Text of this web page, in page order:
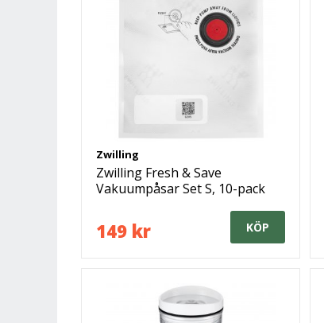
Zwilling
Zwilling Fresh & Save
Vakuumpåsar Set S, 10-pack
149 kr KÖP